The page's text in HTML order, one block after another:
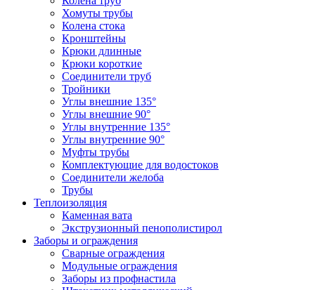
Хомуты трубы
Колена стока
Кронштейны
Крюки длинные
Крюки короткие
Соединители труб
Тройники
Углы внешние 135°
Углы внешние 90°
Углы внутренние 135°
Углы внутренние 90°
Муфты трубы
Комплектующие для водостоков
Соединители желоба
Трубы
Теплоизоляция
Каменная вата
Экструзионный пенополистирол
Заборы и ограждения
Сварные ограждения
Модульные ограждения
Заборы из профнастила